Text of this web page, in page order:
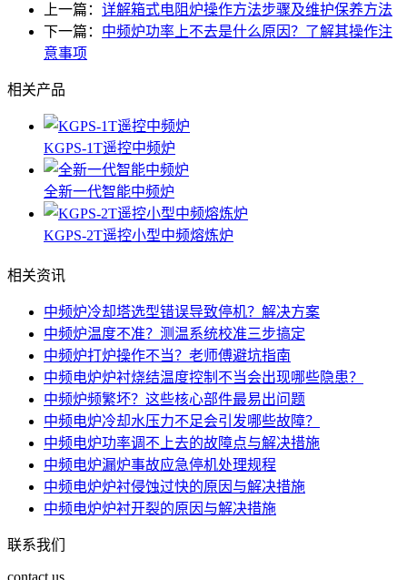
上一篇： 详解箱式电阻炉操作方法步骤及维护保养方法
下一篇： 中频炉功率上不去是什么原因？了解其操作注
意事项
相关产品
KGPS-1T遥控中频炉
全新一代智能中频炉
KGPS-2T遥控小型中频熔炼炉
相关资讯
中频炉冷却塔选型错误导致停机？解决方案
中频炉温度不准？测温系统校准三步搞定
中频炉打炉操作不当？老师傅避坑指南
中频电炉炉衬烧结温度控制不当会出现哪些隐患？
中频炉频繁坏？这些核心部件最易出问题
中频电炉冷却水压力不足会引发哪些故障？
中频电炉功率调不上去的故障点与解决措施
中频电炉漏炉事故应急停机处理规程
中频电炉炉衬侵蚀过快的原因与解决措施
中频电炉炉衬开裂的原因与解决措施
联系我们
contact us